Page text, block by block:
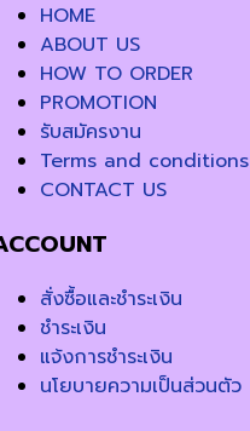
HOME
ABOUT US
HOW TO ORDER
PROMOTION
รับสมัครงาน
Terms and conditions
CONTACT US
สั่งซื้อและชำระเงิน
ชำระเงิน
แจ้งการชำระเงิน
นโยบายความเป็นส่วนตัว